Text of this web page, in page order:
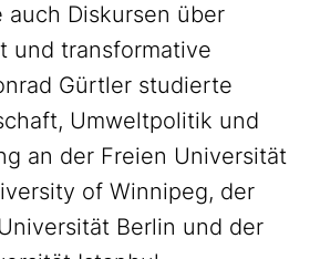
auch Diskursen über
und transformative
Gürtler studierte
Umweltpolitik und
an der Freien Universität
of Winnipeg, der
Berlin und der